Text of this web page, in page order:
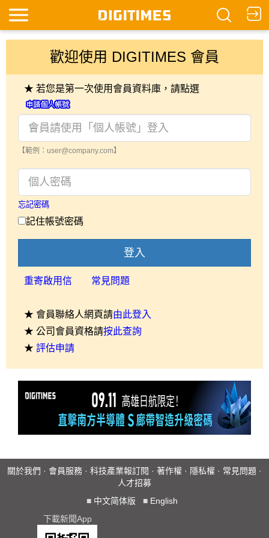
歡迎使用 DIGITIMES 會員
★ 若您是第一次使用會員資料庫，請點選
【範例：user@company.com】
忘記密碼
記住帳號密碼
登入
重寄啟用信 常見問題
★ 會員聯絡人網頁請由此登入
★ 公司會員資格請按此查詢
★ 評估申請
關於我們 · 會員服務 · 科技產業報訂閱 · 著作權 · 隱私權 · 常見問題 ·
人才招募
■ 中文简体版 ■ English
下載新聞App